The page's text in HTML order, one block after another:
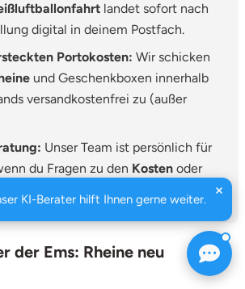
landet sofort nach
digital in deinem Postfach.
Portokosten: Wir schicken
und Geschenkboxen innerhalb
versandkostenfrei zu (außer
Unser Team ist persönlich für
du Fragen zu den Kosten oder
der Ems: Rheine neu
KI-Berater hilft Ihnen gerne weiter.